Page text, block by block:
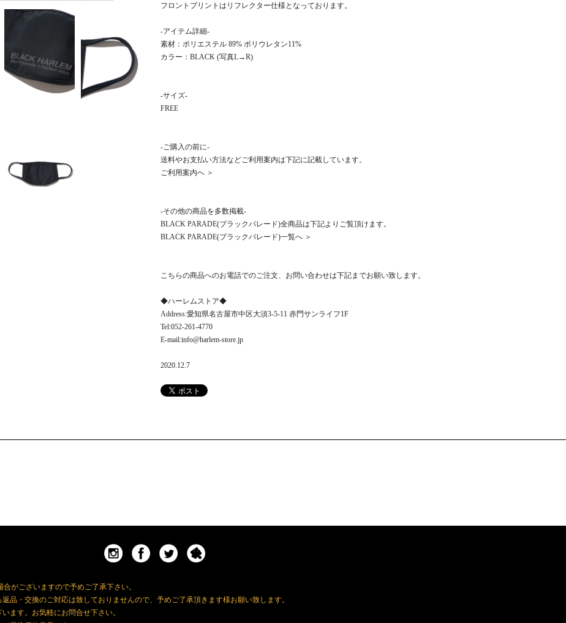
フロントプリントはリフレクター仕様となっております。
-アイテム詳細-
素材：ポリエステル 89% ポリウレタン11%
カラー：BLACK (写真L→R)
-サイズ-
FREE
-ご購入の前に-
送料やお支払い方法などご利用案内は下記に記載しています。
ご利用案内へ ＞
-その他の商品を多数掲載-
BLACK PARADE(ブラックパレード)全商品は下記よりご覧頂けます。
BLACK PARADE(ブラックパレード)一覧へ ＞
こちらの商品へのお電話でのご注文、お問い合わせは下記までお願い致します。
◆ハーレムストア◆
Address:愛知県名古屋市中区大須3-5-11 赤門サンライフ1F
Tel:052-261-4770
E-mail:info@harlem-store.jp
2020.12.7
がございますので予めご了承下さい。
品・交換のご対応は致しておりませんので、予めご了承頂きます様お願い致します。
ます。お気軽にお問合せ下さい。